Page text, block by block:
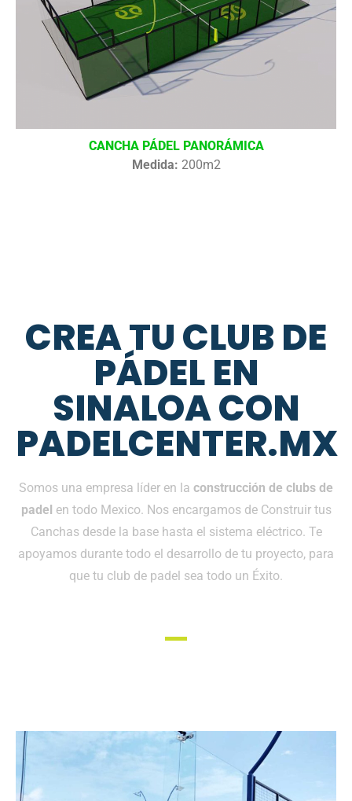
CANCHA PÁDEL PANORÁMICA
Medida: 200m2
CREA TU CLUB DE
PÁDEL EN
SINALOA CON
PADELCENTER.MX
Somos una empresa líder en la construcción de clubs de
padel en todo Mexico. Nos encargamos de Construir tus
Canchas desde la base hasta el sistema eléctrico. Te
apoyamos durante todo el desarrollo de tu proyecto, para
que tu club de padel sea todo un Éxito.